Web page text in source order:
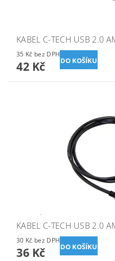
KABEL C-TECH USB 2.0
35 Kč bez DPH
42 Kč
KABEL C-TECH USB 2.0
30 Kč bez DPH
36 Kč